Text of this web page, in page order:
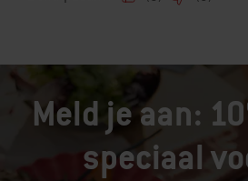
Meld je aan:
speciaal